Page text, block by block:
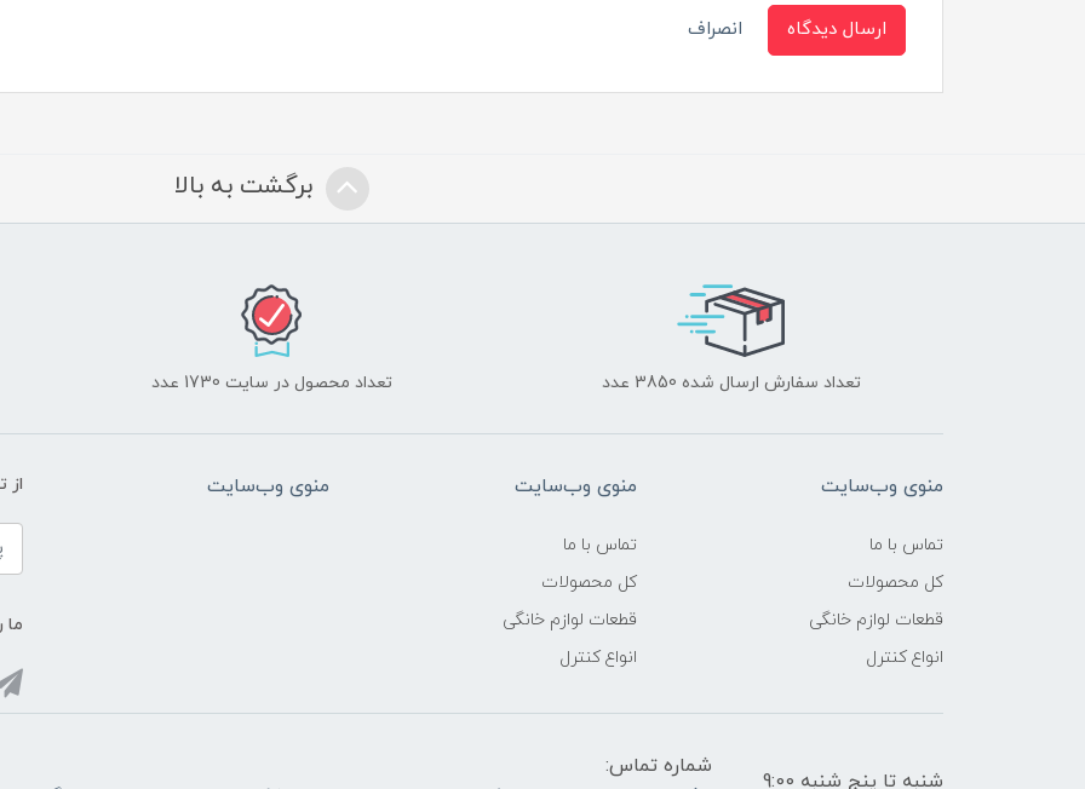
ارسال دیدگاه انصراف
برگشت به بالا
تعداد سفارش ارسال شده 3850 عدد تعداد محصول در سایت 1730 عدد
منوی وب‌سایت
تماس با ما
کل محصولات
قطعات لوازم خانگی
انواع کنترل
منوی وب‌سایت
تماس با ما
کل محصولات
قطعات لوازم خانگی
انواع کنترل
منوی وب‌سایت از
ما
شنبه تا پنج شنبه 9:00
شماره تماس: